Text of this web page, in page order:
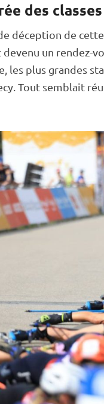
des
déception de
un rendez-
les plus grandes
Tout semblait